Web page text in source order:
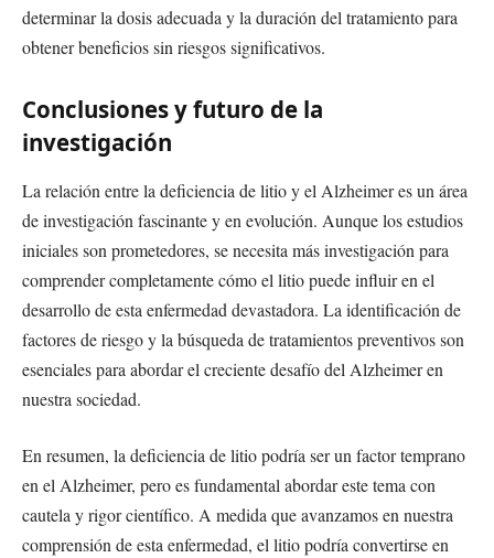
determinar la dosis adecuada y la duración del tratamiento para
obtener beneficios sin riesgos significativos.
Conclusiones y futuro de la
investigación
La relación entre la deficiencia de litio y el Alzheimer es un área
de investigación fascinante y en evolución. Aunque los estudios
iniciales son prometedores, se necesita más investigación para
comprender completamente cómo el litio puede influir en el
desarrollo de esta enfermedad devastadora. La identificación de
factores de riesgo y la búsqueda de tratamientos preventivos son
esenciales para abordar el creciente desafío del Alzheimer en
nuestra sociedad.
En resumen, la deficiencia de litio podría ser un factor temprano
en el Alzheimer, pero es fundamental abordar este tema con
cautela y rigor científico. A medida que avanzamos en nuestra
comprensión de esta enfermedad, el litio podría convertirse en